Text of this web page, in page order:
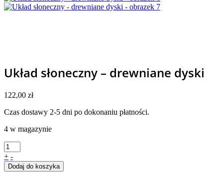
Układ słoneczny – drewniane dyski
122,00 zł
Czas dostawy 2-5 dni po dokonaniu płatności.
4 w magazynie
+ -
Dodaj do koszyka